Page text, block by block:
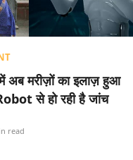
अब मरीज़ों का इलाज़ हुआ
से हो रही है जांच
read